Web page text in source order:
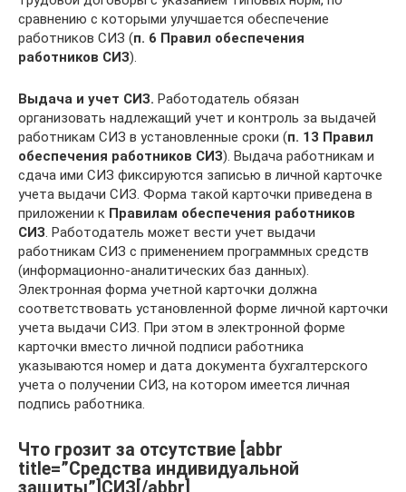
сравнению с которыми улучшается обеспечение
работников СИЗ (п. 6 Правил обеспечения
работников СИЗ).
Выдача и учет СИЗ. Работодатель обязан
организовать надлежащий учет и контроль за выдачей
работникам СИЗ в установленные сроки (п. 13 Правил
обеспечения работников СИЗ). Выдача работникам и
сдача ими СИЗ фиксируются записью в личной карточке
учета выдачи СИЗ. Форма такой карточки приведена в
приложении к Правилам обеспечения работников
СИЗ. Работодатель может вести учет выдачи
работникам СИЗ с применением программных средств
(информационно-аналитических баз данных).
Электронная форма учетной карточки должна
соответствовать установленной форме личной карточки
учета выдачи СИЗ. При этом в электронной форме
карточки вместо личной подписи работника
указываются номер и дата документа бухгалтерского
учета о получении СИЗ, на котором имеется личная
подпись работника.
Что грозит за отсутствие [abbr
title=”Средства индивидуальной